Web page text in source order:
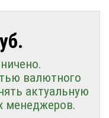
валютного
актуальную
менеджеров.